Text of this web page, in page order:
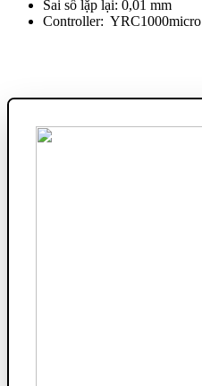
Sai số lặp lại: 0,01 mm
Controller: YRC1000micro